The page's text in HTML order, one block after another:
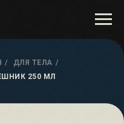
/ ДЛЯ ТЕЛА /
250 МЛ